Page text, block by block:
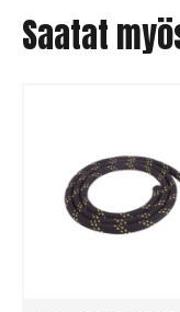
Saatat